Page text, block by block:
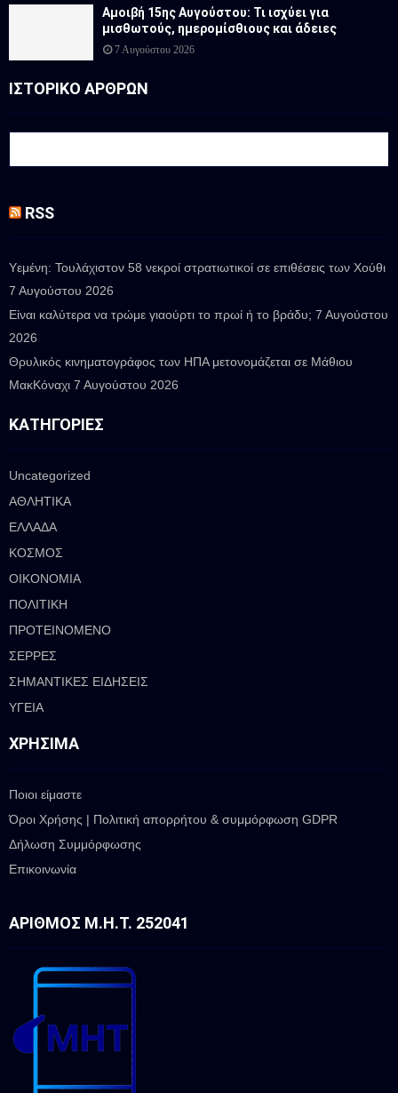
Αμοιβή 15ης Αυγούστου: Τι ισχύει για
μισθωτούς, ημερομίσθιους και άδειες
7 Αυγούστου 2026
ΙΣΤΟΡΙΚΟ ΑΡΘΡΩΝ
RSS
Υεμένη: Τουλάχιστον 58 νεκροί στρατιωτικοί σε επιθέσεις των Χούθι
7 Αυγούστου 2026
Είναι καλύτερα να τρώμε γιαούρτι το πρωί ή το βράδυ; 7 Αυγούστου
2026
Θρυλικός κινηματογράφος των ΗΠΑ μετονομάζεται σε Μάθιου
ΜακΚόναχι 7 Αυγούστου 2026
ΚΑΤΗΓΟΡΊΕΣ
Uncategorized
ΑΘΛΗΤΙΚΑ
ΕΛΛΑΔΑ
ΚΟΣΜΟΣ
ΟΙΚΟΝΟΜΙΑ
ΠΟΛΙΤΙΚΗ
ΠΡΟΤΕΙΝΟΜΕΝΟ
ΣΕΡΡΕΣ
ΣΗΜΑΝΤΙΚΕΣ ΕΙΔΗΣΕΙΣ
ΥΓΕΙΑ
ΧΡΉΣΙΜΑ
Ποιοι είμαστε
Όροι Χρήσης | Πολιτική απορρήτου & συμμόρφωση GDPR
Δήλωση Συμμόρφωσης
Επικοινωνία
ΑΡΙΘΜΌΣ Μ.Η.Τ. 252041